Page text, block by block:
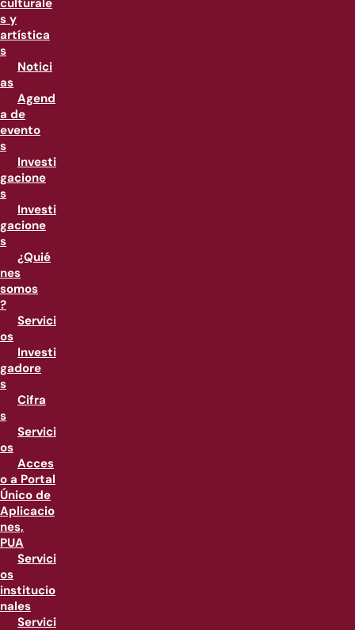
culturale
s y
artística
s
Notici
as
Agend
a de
evento
s
Investi
gacione
s
Investi
gacione
s
¿Quié
nes
somos
?
Servici
os
Investi
gadore
s
Cifra
s
Servici
os
Acces
o a Portal
Único de
Aplicacio
nes,
PUA
Servici
os
institucio
nales
Servici